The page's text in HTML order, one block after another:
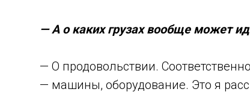
— А о каких грузах вообще может
— О продовольствии.
— машины, оборудование. Это я